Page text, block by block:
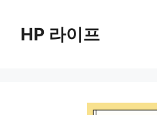
HP 라이프